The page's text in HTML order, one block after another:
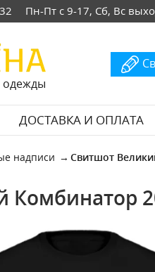
Пн-Пт с 9-17, Сб, Вс
одежды
ДОСТАВКА И ОПЛАТА
надписи Свитшот
Комбинатор